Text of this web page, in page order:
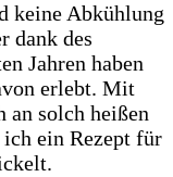
keine Abkühlung
dank des
Jahren haben
erlebt. Mit
an solch heißen
ich ein Rezept für